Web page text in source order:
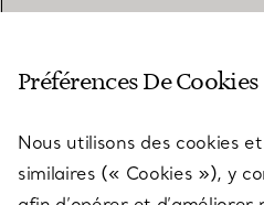
SERVICES
Préférences De Cookies
Nous utilisons des cookies
similaires (« Cookies »), y